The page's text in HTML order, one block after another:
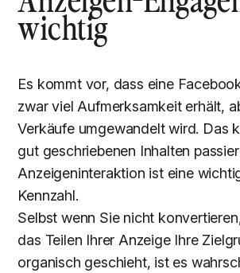
wichtig
Es kommt vor, dass eine
zwar viel Aufmerksamkeit erhält,
Verkäufe umgewandelt wird. Das
gut geschriebenen Inhalten
Anzeigeninteraktion ist eine
Kennzahl.
Selbst wenn Sie nicht
das Teilen Ihrer Anzeige Ihre
organisch geschieht, ist es